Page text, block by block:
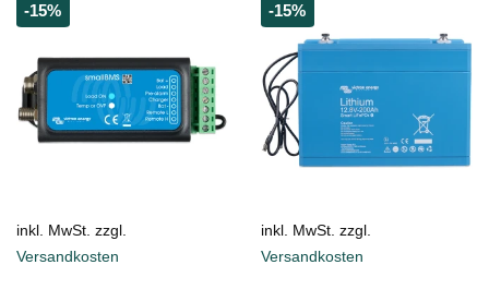
-15%
inkl. MwSt. zzgl.
Versandkosten
-15%
inkl. MwSt. zzgl.
Versandkosten